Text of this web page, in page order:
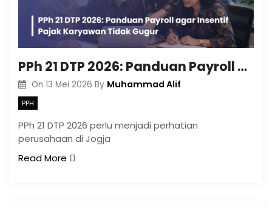
PPh 21 DTP 2026: Panduan Payroll agar Insentif Pajak Karyawan Tidak Gugur
On 13 Mei 2026 By Muhammad Alif
PPH
PPh 21 DTP 2026 perlu menjadi perhatian
perusahaan di Jogja
Read More